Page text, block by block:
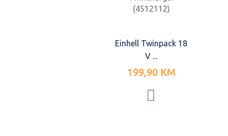
Einhell Twinpack 18
V ...
199,90 KM